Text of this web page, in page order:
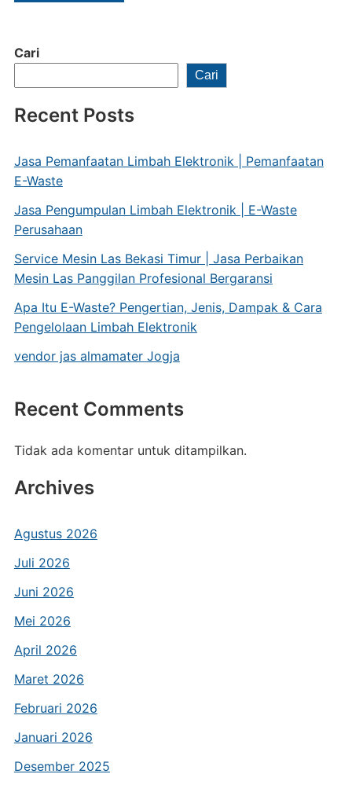
Cari
Cari
Recent Posts
Jasa Pemanfaatan Limbah Elektronik | Pemanfaatan
E-Waste
Jasa Pengumpulan Limbah Elektronik | E-Waste
Perusahaan
Service Mesin Las Bekasi Timur | Jasa Perbaikan
Mesin Las Panggilan Profesional Bergaransi
Apa Itu E-Waste? Pengertian, Jenis, Dampak & Cara
Pengelolaan Limbah Elektronik
vendor jas almamater Jogja
Recent Comments
Tidak ada komentar untuk ditampilkan.
Archives
Agustus 2026
Juli 2026
Juni 2026
Mei 2026
April 2026
Maret 2026
Februari 2026
Januari 2026
Desember 2025